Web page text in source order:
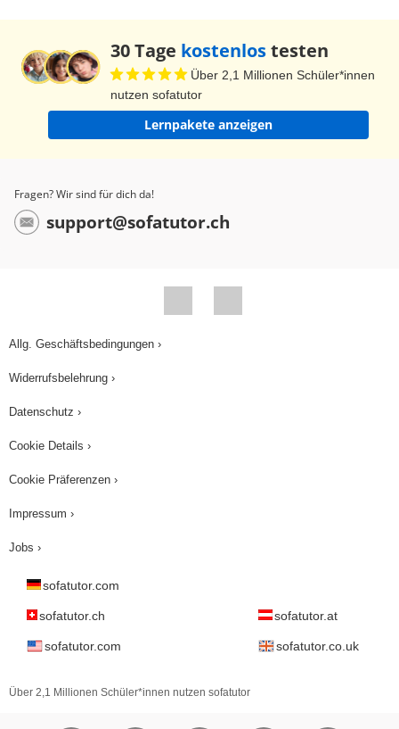
30 Tage kostenlostesten
Über 2,1 Millionen Schüler*innen
nutzen sofatutor
Lernpakete anzeigen
Fragen? Wir sind für dich da!
support@sofatutor.ch
Allg. Geschäftsbedingungen ›
Widerrufsbelehrung ›
Datenschutz ›
Cookie Details ›
Cookie Präferenzen ›
Impressum ›
Jobs ›
sofatutor.com
sofatutor.ch sofatutor.at
sofatutor.com sofatutor.co.uk
Über 2,1 Millionen Schüler*innen nutzen sofatutor